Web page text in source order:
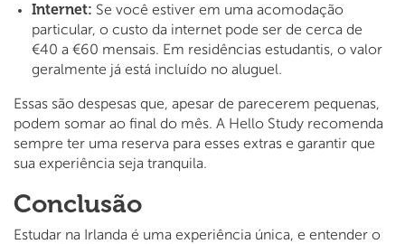
Internet: Se você estiver em uma acomodação
particular, o custo da internet pode ser de cerca de
€40 a €60 mensais. Em residências estudantis, o valor
geralmente já está incluído no aluguel.
Essas são despesas que, apesar de parecerem pequenas,
podem somar ao final do mês. A Hello Study recomenda
sempre ter uma reserva para esses extras e garantir que
sua experiência seja tranquila.
Conclusão
Estudar na Irlanda é uma experiência única, e entender o